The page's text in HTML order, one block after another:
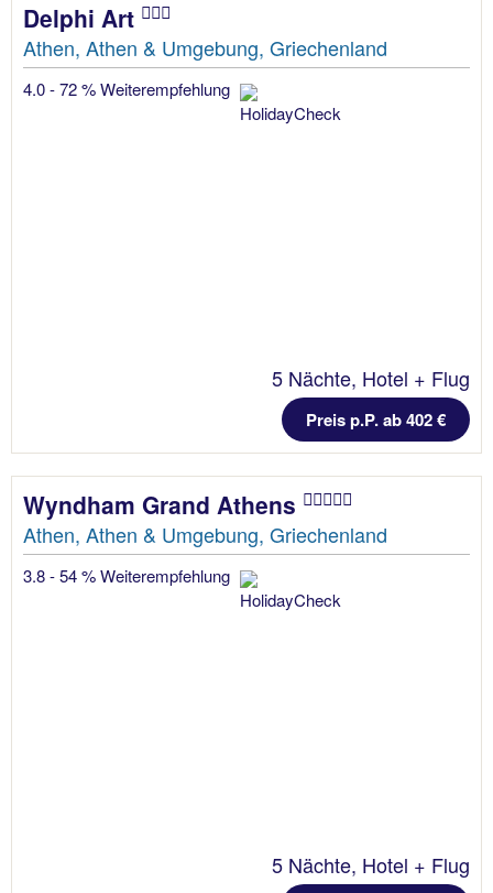
Delphi Art
Athen, Athen & Umgebung, Griechenland
4.0 - 72 % Weiterempfehlung
5 Nächte, Hotel + Flug
Preis p.P. ab 402 €
Wyndham Grand Athens
Athen, Athen & Umgebung, Griechenland
3.8 - 54 % Weiterempfehlung
5 Nächte, Hotel + Flug